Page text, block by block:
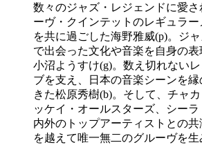
数々のジャズ・レジェンドに愛
ーヴ・クインテットのレギュラ
を共に過ごした海野雅威(p)。ジ
で出会った文化や音楽を自身の
小沼ようすけ(g)。数え切れない
ブを支え、日本の音楽シーンを
きた松原秀樹(b)。そして、チャ
ッケイ・オールスターズ、シー
内外のトップアーティストとの
を越えて唯一無二のグルーヴを